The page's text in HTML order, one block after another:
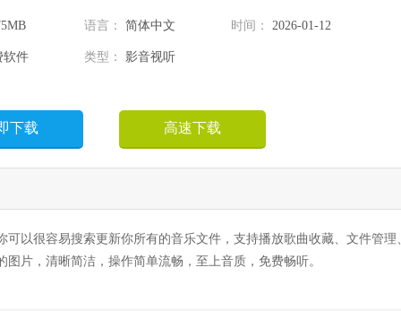
语言： 简体中文 时间： 2026-01-12
软件 类型： 影音视听
下载 高速下载
以很容易搜索更新你所有的音乐文件，支持播放歌曲收藏、文件管理
片，清晰简洁，操作简单流畅，至上音质，免费畅听。